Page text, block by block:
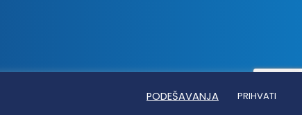
PODEŠAVANJA PRIHVATI